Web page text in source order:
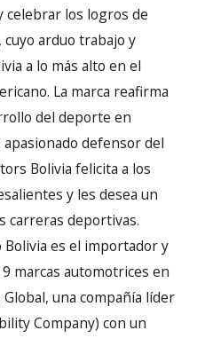
celebrar los logros de
arduo trabajo y
a lo más alto en el
La marca reafirma
del deporte en
defensor del
Bolivia felicita a los
y les desea un
carreras deportivas.
es el importador y
marcas automotrices en
una compañía líder
Company) con un